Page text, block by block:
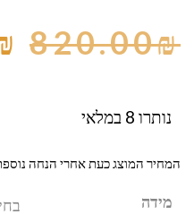
820.00₪
נותרו 8 במלאי
המחיר המוצג כעת אחרי הנחה
מידה